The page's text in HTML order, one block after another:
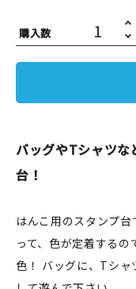
おすすめ特集
読みもの
購入数
バッグやTシャツな
台！
はんこ用のスタンプ
って、色が定着する
色！ バッグに、Tシ